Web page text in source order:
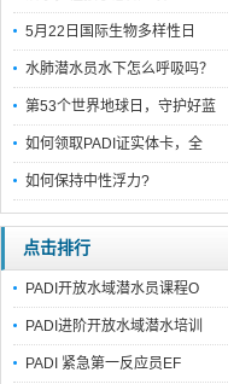
5月22日国际生物多样性日
水肺潜水员水下怎么呼吸吗？
第53个世界地球日，守护好蓝
如何领取PADI证实体卡，全
如何保持中性浮力?
点击排行
PADI开放水域潜水员课程O
PADI进阶开放水域潜水培训
PADI 紧急第一反应员EF